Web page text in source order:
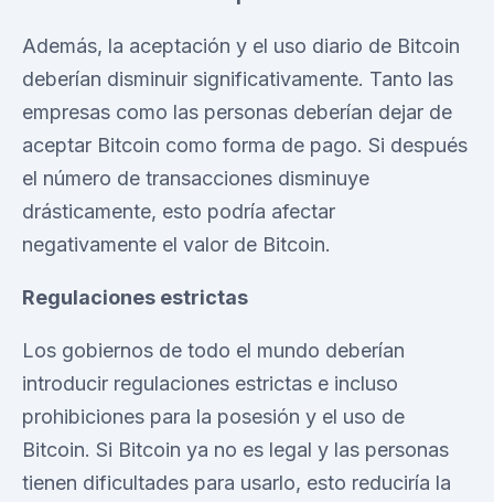
Además, la aceptación y el uso diario de Bitcoin
deberían disminuir significativamente. Tanto las
empresas como las personas deberían dejar de
aceptar Bitcoin como forma de pago. Si después
el número de transacciones disminuye
drásticamente, esto podría afectar
negativamente el valor de Bitcoin.
Regulaciones estrictas
Los gobiernos de todo el mundo deberían
introducir regulaciones estrictas e incluso
prohibiciones para la posesión y el uso de
Bitcoin. Si Bitcoin ya no es legal y las personas
tienen dificultades para usarlo, esto reduciría la